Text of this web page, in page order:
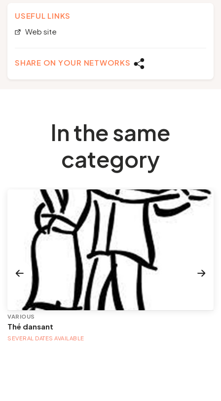
USEFUL LINKS
Web site
SHARE ON YOUR NETWORKS
In the same
category
VARIOUS
Thé dansant
SEVERAL DATES AVAILABLE